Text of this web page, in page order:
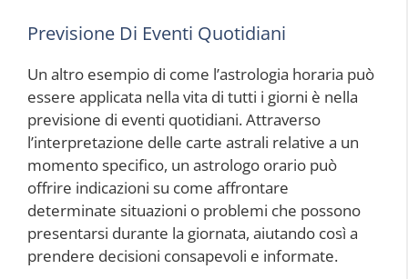
Previsione Di Eventi Quotidiani
Un altro esempio di come l’astrologia horaria può
essere applicata nella vita di tutti i giorni è nella
previsione di eventi quotidiani. Attraverso
l’interpretazione delle carte astrali relative a un
momento specifico, un astrologo orario può
offrire indicazioni su come affrontare
determinate situazioni o problemi che possono
presentarsi durante la giornata, aiutando così a
prendere decisioni consapevoli e informate.